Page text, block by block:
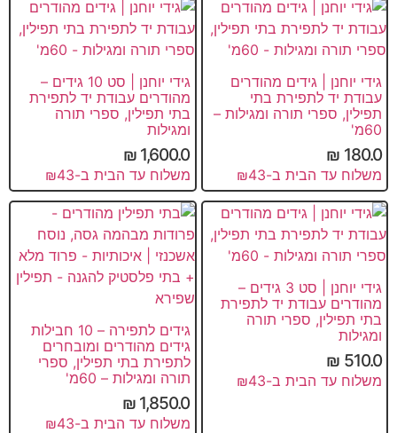
גידי יוחנן | גידים מהודרים
עבודת יד לתפירת בתי
תפילין, ספרי תורה ומגילות –
60מ'
180.0
₪
משלוח עד הבית ב-₪43
גידי יוחנן | סט 10 גידים –
מהודרים עבודת יד לתפירת
בתי תפילין, ספרי תורה
ומגילות
1,600.0
₪
משלוח עד הבית ב-₪43
גידי יוחנן | סט 3 גידים –
מהודרים עבודת יד לתפירת
בתי תפילין, ספרי תורה
ומגילות
510.0
₪
משלוח עד הבית ב-₪43
גידים לתפירה – 10 חבילות
גידים מהודרים ומובחרים
לתפירת בתי תפילין, ספרי
תורה ומגילות – 60מ'
1,850.0
₪
משלוח עד הבית ב-₪43